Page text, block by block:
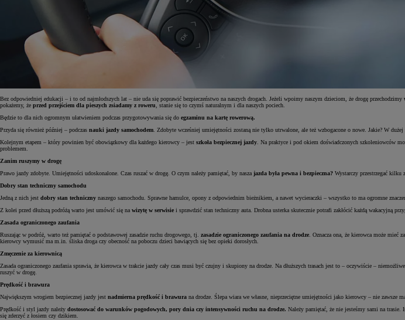
Od81 900 zł
Yaris Cross
HYBRID
Bez odpowiedniej edukacji – i to od najmłodszych lat – nie uda się poprawić bezpieczeństwo na naszych drogach. Jeżeli wpoimy naszym dzieciom, że drogę przechodzimy
pokażemy, że przed przejściem dla pieszych zsiadamy z roweru , stanie się to czymś naturalnym i dla naszych pociech.
Będzie to dla nich ogromnym ułatwieniem podczas przygotowywania się do egzaminu na kartę rowerową.
Przyda się również później – podczas nauki jazdy samochodem . Zdobyte wcześniej umiejętności zostaną nie tylko utrwalone, ale też wzbogacone o nowe. Jakie? W
Kolejnym etapem – który powinien być obowiązkowy dla każdego kierowcy – jest szkoła bezpiecznej jazdy . Na praktyce i pod okiem doświadczonych szkoleniowców
problemem.
Zanim ruszymy w drogę
Prawo jazdy zdobyte. Umiejętności udoskonalone. Czas ruszać w drogę. O czym należy pamiętać, by nasza jazda była pewna i bezpieczna? Wystarczy przestrzegać kilku
Dobry stan techniczny samochodu
Jedną z nich jest dobry stan techniczny naszego samochodu. Sprawne hamulce, opony z odpowiednim bieżnikiem, a nawet wycieraczki – wszystko to ma ogromne
Z kolei przed dłuższą podróżą warto jest umówić się na wizytę w serwisie i sprawdzić stan techniczny auta. Drobna usterka skutecznie potrafi zakłócić każdą wakacyjną
Zasada ograniczonego zaufania
Ruszając w podróż, warto też pamiętać o podstawowej zasadzie ruchu drogowego, tj. zasadzie ograniczonego zaufania na drodze . Oznacza ona, że kierowca może
kierowcy wymusić ma m.in. śliska droga czy obecność na poboczu dzieci bawiących się bez opieki dorosłych.
Zmęczenie za kierownicą
Zasada ograniczonego zaufania sprawia, że kierowca w trakcie jazdy cały czas musi być czujny i skupiony na drodze. Na dłuższych trasach jest to – oczywiście –
ruszyć w drogę.
Prędkość i brawura
Największym wrogiem bezpiecznej jazdy jest nadmierna prędkość i brawura na drodze. Ślepa wiara we własne, nieprzeciętne umiejętności jako kierowcy – nie zawsze
Prędkość i styl jazdy należy dostosować do warunków pogodowych, pory dnia czy intensywności ruchu na drodze. Należy pamiętać, że nie jesteśmy sami na
się zderzyć z łosiem czy dzikiem.